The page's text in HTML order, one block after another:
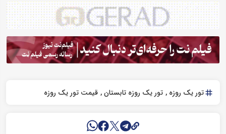
تور یک روزه تور یک روزه تابستان قیمت تور یک روزه